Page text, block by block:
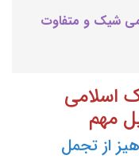
شیک و متفاوت
اسلامی